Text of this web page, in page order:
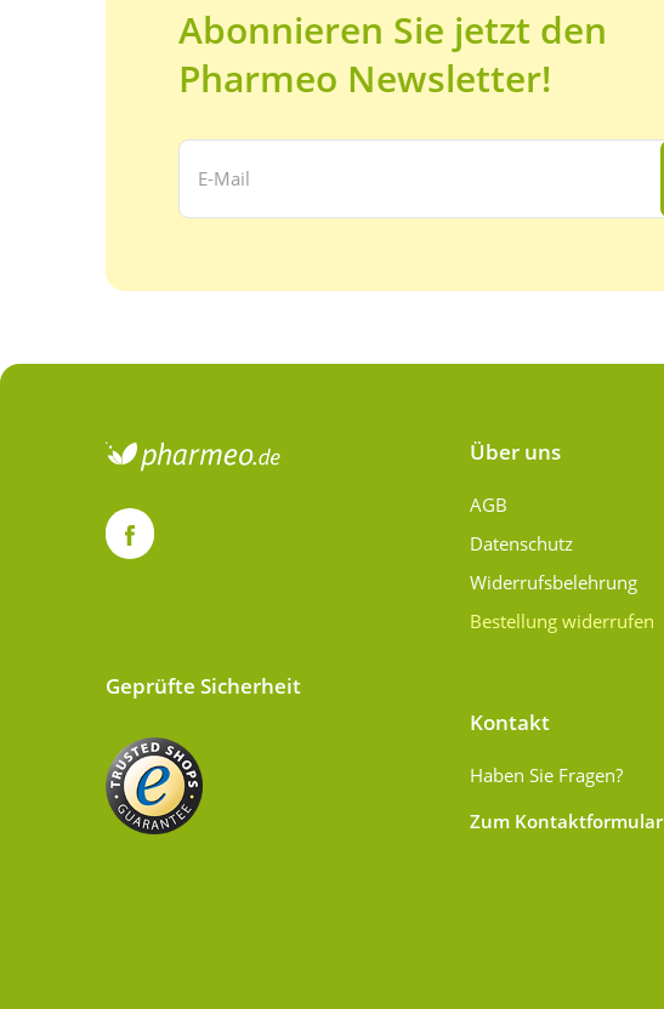
Abonnieren Sie jetzt den
Pharmeo Newsletter!
Ihre E-Mail Adresse:
Über uns
AGB
Datenschutz
Widerrufsbelehrung
Bestellung widerrufen
Kontakt
Haben Sie Fragen?
Zum Kontaktformular
Geprüfte Sicherheit